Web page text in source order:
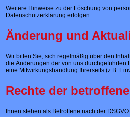
Weitere Hinweise zu der Löschung von
Datenschutzerklärung erfolgen.
Änderung und
Wir bitten Sie, sich regelmäßig über den
die Änderungen der von uns
eine Mitwirkungshandlung Ihrerseits (z.B.
Rechte der
Ihnen stehen als Betroffene nach der